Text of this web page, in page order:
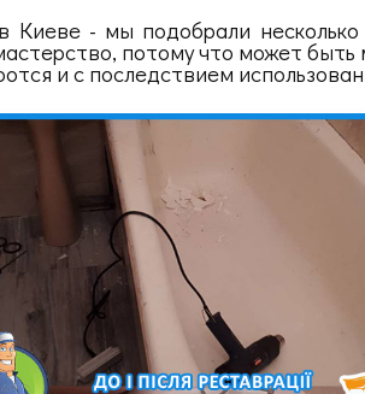
в Киеве - мы подобрали
потому что может
и с последствием